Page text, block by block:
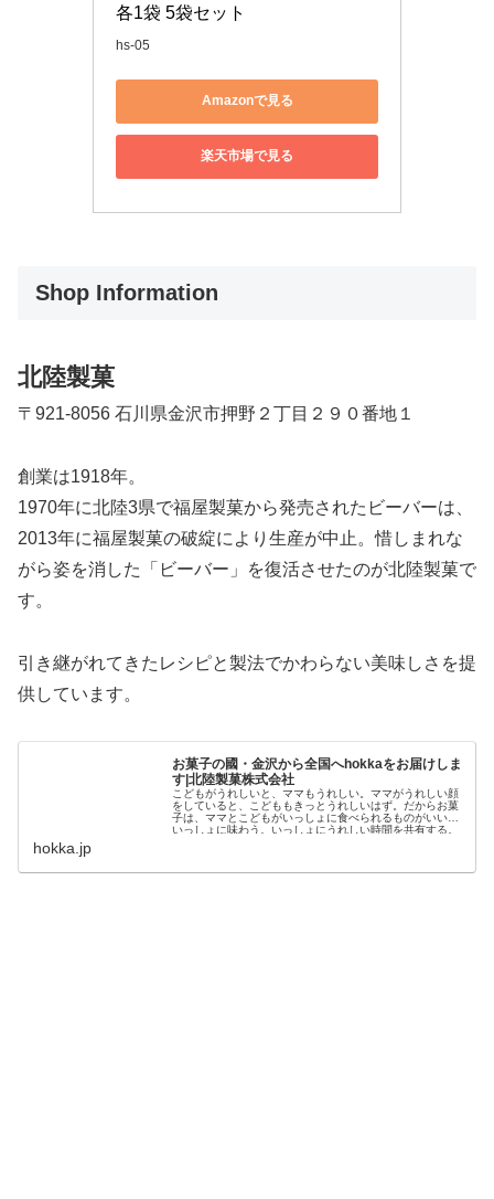
各1袋 5袋セット
hs-05
Amazonで見る
楽天市場で見る
Shop Information
北陸製菓
〒921-8056 石川県金沢市押野２丁目２９０番地１
創業は1918年。
1970年に北陸3県で福屋製菓から発売されたビーバーは、
2013年に福屋製菓の破綻により生産が中止。惜しまれな
がら姿を消した「ビーバー」を復活させたのが北陸製菓で
す。
引き継がれてきたレシピと製法でかわらない美味しさを提
供しています。
お菓子の國・金沢から全国へhokkaをお届けしま
す|北陸製菓株式会社
こどもがうれしいと、ママもうれしい。ママがうれしい顔
をしていると、こどももきっとうれしいはず。だからお菓
子は、ママとこどもがいっしょに食べられるものがいい。
いっしょに味わう。いっしょにうれしい時間を共有する。
hokka.jp